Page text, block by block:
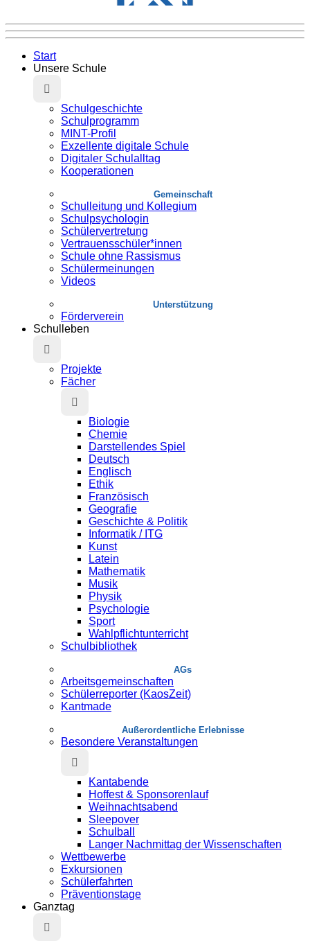
Start
Unsere Schule
Schulgeschichte
Schulprogramm
MINT-Profil
Exzellente digitale Schule
Digitaler Schulalltag
Kooperationen
Gemeinschaft
Schulleitung und Kollegium
Schulpsychologin
Schülervertretung
Vertrauensschüler*innen
Schule ohne Rassismus
Schülermeinungen
Videos
Unterstützung
Förderverein
Schulleben
Projekte
Fächer
Biologie
Chemie
Darstellendes Spiel
Deutsch
Englisch
Ethik
Französisch
Geografie
Geschichte & Politik
Informatik / ITG
Kunst
Latein
Mathematik
Musik
Physik
Psychologie
Sport
Wahlpflichtunterricht
Schulbibliothek
AGs
Arbeitsgemeinschaften
Schülerreporter (KaosZeit)
Kantmade
Au­ßer­or­dent­liche Erlebnisse
Besondere Veranstaltungen
Kantabende
Hoffest & Sponsorenlauf
Weihnachtsabend
Sleepover
Schulball
Langer Nachmittag der Wissenschaften
Wettbewerbe
Exkursionen
Schülerfahrten
Präventionstage
Ganztag